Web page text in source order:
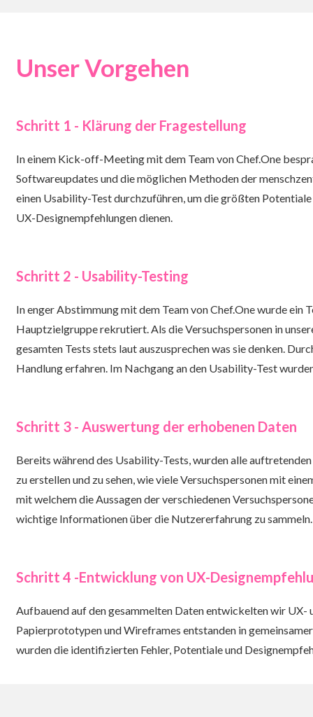
Unser Vorgehen
Schritt 1 - Klärung der Fragestellung
In einem Kick-off-Meeting mit dem Team von Chef.One
Softwareupdates und die möglichen Methoden der
einen Usability-Test durchzuführen, um die größten
UX-Designempfehlungen dienen.
Schritt 2 - Usability-Testing
In enger Abstimmung mit dem Team von Chef.One wurde
Hauptzielgruppe rekrutiert. Als die Versuchspersonen in
gesamten Tests stets laut auszusprechen was sie denken.
Handlung erfahren. Im Nachgang an den Usability-Test
Schritt 3 - Auswertung der erhobenen Daten
Bereits während des Usability-Tests, wurden alle
zu erstellen und zu sehen, wie viele Versuchspersonen mit
mit welchem die Aussagen der verschiedenen
wichtige Informationen über die Nutzererfahrung zu sammeln.
Schritt 4 -Entwicklung von UX-
Aufbauend auf den gesammelten Daten entwickelten wir UX-
Papierprototypen und Wireframes entstanden in
wurden die identifizierten Fehler, Potentiale und